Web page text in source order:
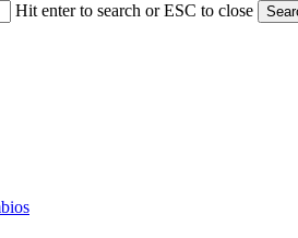
Hit enter to search or ESC to close